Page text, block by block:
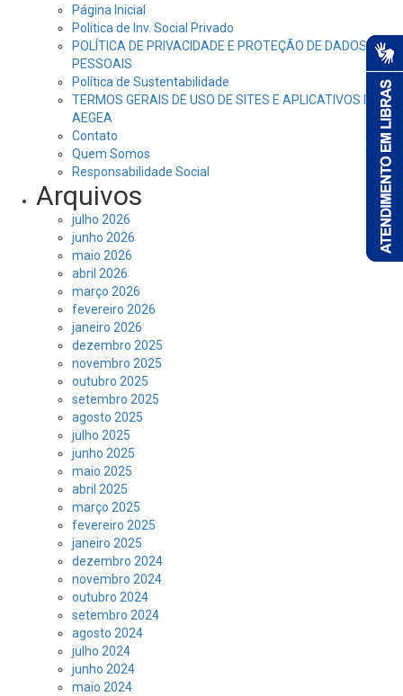
Página Inicial
Politica de Inv. Social Privado
POLÍTICA DE PRIVACIDADE E PROTEÇÃO DE DADOS
PESSOAIS
Política de Sustentabilidade
TERMOS GERAIS DE USO DE SITES E APLICATIVOS DA
AEGEA
Contato
Quem Somos
Responsabilidade Social
Arquivos
julho 2026
junho 2026
maio 2026
abril 2026
março 2026
fevereiro 2026
janeiro 2026
dezembro 2025
novembro 2025
outubro 2025
setembro 2025
agosto 2025
julho 2025
junho 2025
maio 2025
abril 2025
março 2025
fevereiro 2025
janeiro 2025
dezembro 2024
novembro 2024
outubro 2024
setembro 2024
agosto 2024
julho 2024
junho 2024
maio 2024